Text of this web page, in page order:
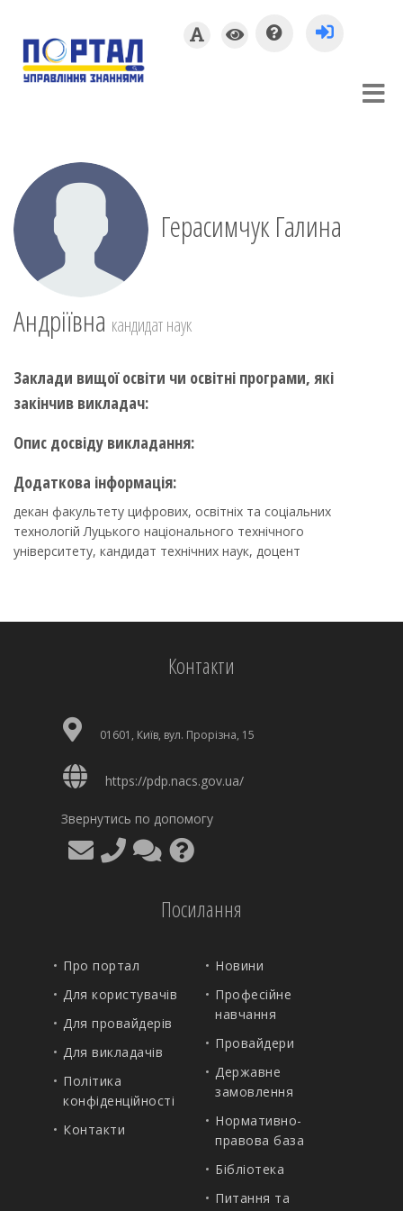
Герасимчук Галина
Андріївна кандидат наук
Заклади вищої освіти чи освітні програми, які
закінчив викладач:
Опис досвіду викладання:
Додаткова інформація:
декан факультету цифрових, освітніх та соціальних
технологій Луцького національного технічного
університету, кандидат технічних наук, доцент
Контакти
01601, Київ, вул. Прорізна, 15
https://pdp.nacs.gov.ua/
Звернутись по допомогу
Посилання
Про портал
Для користувачів
Для провайдерів
Для викладачів
Політика
конфіденційності
Контакти
Новини
Професійне
навчання
Провайдери
Державне
замовлення
Нормативно-
правова база
Бібліотека
Питання та